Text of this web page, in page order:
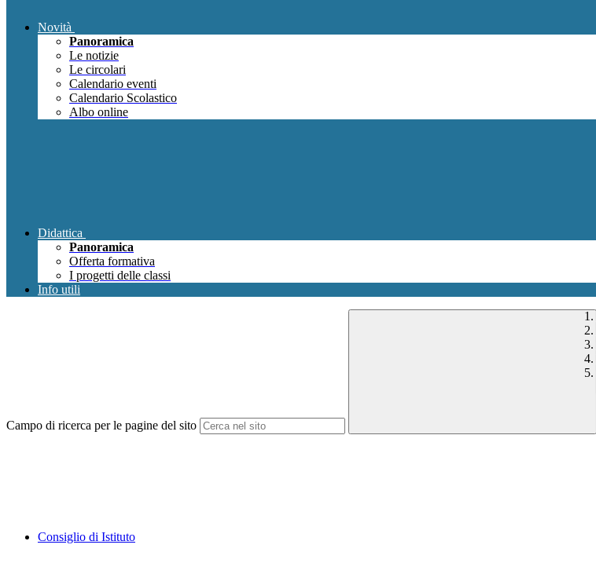
Novità
Panoramica
Le notizie
Le circolari
Calendario eventi
Calendario Scolastico
Albo online
Didattica
Panoramica
Offerta formativa
I progetti delle classi
Info utili
Campo di ricerca per le pagine del sito
Consiglio di Istituto